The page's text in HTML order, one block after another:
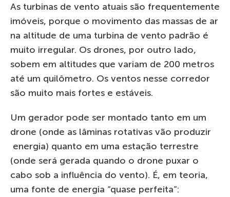
As turbinas de vento atuais são frequentemente
imóveis, porque o movimento das massas de ar
na altitude de uma turbina de vento padrão é
muito irregular. Os drones, por outro lado,
sobem em altitudes que variam de 200 metros
até um quilômetro. Os ventos nesse corredor
são muito mais fortes e estáveis.
Um gerador pode ser montado tanto em um
drone (onde as lâminas rotativas vão produzir
energia) quanto em uma estação terrestre
(onde será gerada quando o drone puxar o
cabo sob a influência do vento). É, em teoria,
uma fonte de energia “quase perfeita”: